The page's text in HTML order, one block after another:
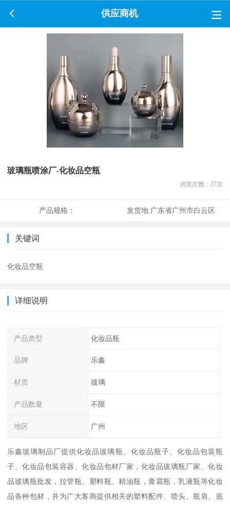
供应商机
玻璃瓶喷涂厂-化妆品空瓶
浏览次数： 27次
产品规格： 发货地:广东省广州市白云区
关键词
化妆品空瓶
详细说明
产品类型 化妆品瓶
品牌 乐鑫
材质 玻璃
产品数量 不限
地区 广州
乐鑫玻璃制品厂提供化妆品玻璃瓶、化妆品瓶子、化妆品包装瓶
子、化妆品包装容器、化妆品包材厂家，化妆品玻璃瓶厂家、化妆
品玻璃瓶批发，拉管瓶、塑料瓶、精油瓶，膏霜瓶，乳液瓶等化妆
品各种包材，并为广大客商提供相关的塑料配件、喷头、瓶肩、底